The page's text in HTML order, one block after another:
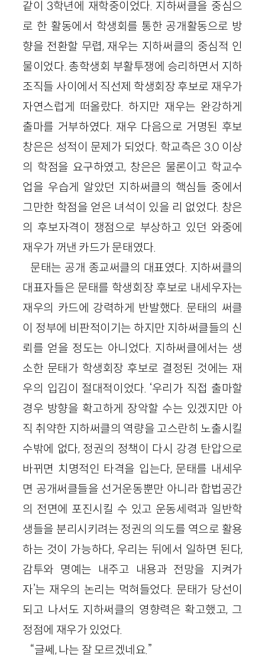
같이 3학년에 재학중이었다. 지하써클을 중심으
로 한 활동에서 학생회를 통한 공개활동으로 방
향을 전환할 무렵, 재우는 지하써클의 중심적 인
물이었다. 총학생회 부활투쟁에 승리하면서 지하
조직들 사이에서 직선제 학생회장 후보로 재우가
자연스럽게 떠올랐다. 하지만 재우는 완강하게
출마를 거부하였다. 재우 다음으로 거명된 후보
창은은 성적이 문제가 되었다. 학교측은 3.0 이상
의 학점을 요구하였고, 창은은 물론이고 학교수
업을 우습게 알았던 지하써클의 핵심들 중에서
그만한 학점을 얻은 녀석이 있을 리 없었다. 창은
의 후보자격이 쟁점으로 부상하고 있던 와중에
재우가 꺼낸 카드가 문태였다.
문태는 공개 종교써클의 대표였다. 지하써클의
대표자들은 문태를 학생회장 후보로 내세우자는
재우의 카드에 강력하게 반발했다. 문태의 써클
이 정부에 비판적이기는 하지만 지하써클들의 신
뢰를 얻을 정도는 아니었다. 지하써클에서는 생
소한 문태가 학생회장 후보로 결정된 것에는 재
우의 입김이 절대적이었다. ‘우리가 직접 출마할
경우 방향을 확고하게 장악할 수는 있겠지만 아
직 취약한 지하써클의 역량을 고스란히 노출시킬
수밖에 없다, 정권의 정책이 다시 강경 탄압으로
바뀌면 치명적인 타격을 입는다, 문태를 내세우
면 공개써클들을 선거운동뿐만 아니라 합법공간
의 전면에 포진시킬 수 있고 운동세력과 일반학
생들을 분리시키려는 정권의 의도를 역으로 활용
하는 것이 가능하다, 우리는 뒤에서 일하면 된다,
감투와 명예는 내주고 내용과 전망을 지켜가
자’는 재우의 논리는 먹혀들었다. 문태가 당선이
되고 나서도 지하써클의 영향력은 확고했고, 그
정점에 재우가 있었다.
“글쎄, 나는 잘 모르겠네요.”